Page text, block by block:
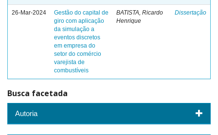
26-Mar-2024
Gestão do capital de
giro com aplicação
da simulação a
eventos discretos
em empresa do
setor do comércio
varejista de
combustíveis
BATISTA, Ricardo
Henrique
Dissertação
Busca facetada
Autoria